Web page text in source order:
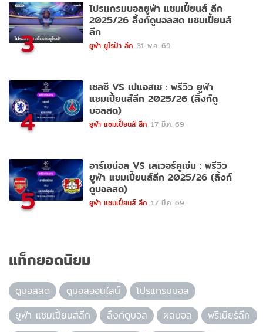
3
โปรแกรมบอลยูฟ่า แชมเปี้ยนส์ ลีก
2025/26 ลิ้งก์ดูบอลสด แชมเปี้ยนส์
ลีก
ยูฟ่า ยูโรป้า ลีก 31 พ.ค. 69
4
เชลซี VS เปแอสเช : พรีวิว ยูฟ่า
แชมเปี้ยนส์ลีก 2025/26 (ลิ้งก์ดู
บอลสด)
ยูฟ่า แชมเปี้ยนส์ ลีก 17 มี.ค. 69
5
อาร์เซน่อล VS เลเวอร์คูเซ่น : พรีวิว
ยูฟ่า แชมเปี้ยนส์ลีก 2025/26 (ลิ้งก์
ดูบอลสด)
ยูฟ่า แชมเปี้ยนส์ ลีก 17 มี.ค. 69
แท็กยอดนิยม
ดูบอลสด ดูบอลออนไลน์
โปรแกรมบอล
ยูฟ่า แชมเปี้ยนส์ลีก
ลิ้งก์ดูบอล ผลบอล
พรีเมียร์ลีก